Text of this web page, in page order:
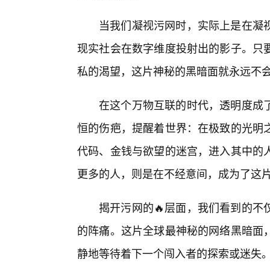
当我们凝视污网时，实际上是在
现实社会在数字维度投射出的影子。
私的渴望，这片神秘的黑暗面就永远不
在这个万物互联的时代，透明度成
恒的伤疤，提醒着世界：在极致的光
代码、金钱与欲望的迷宫，进入其中
更多的人，则是在不经意间，成为了这
揭开污网的🔥层面，我们看到的
的阵痛。这片全球最神秘的网络黑暗
静地等待着下一个闯入者的探索或迷失